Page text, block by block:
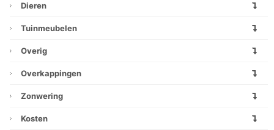
Dieren
Tuinmeubelen
Overig
Overkappingen
Zonwering
Kosten